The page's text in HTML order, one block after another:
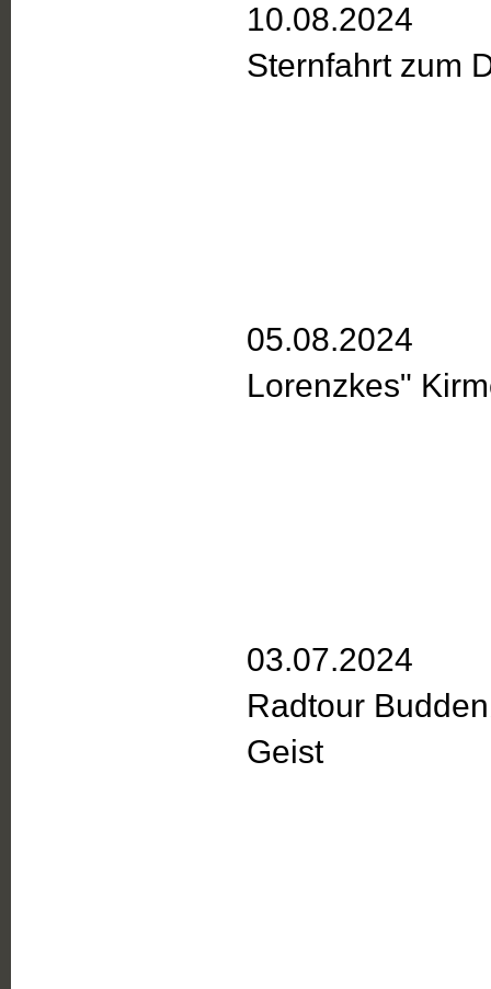
10.08.2024
Sternfahrt zum
05.08.2024
Lorenzkes"
03.07.2024
Radtour
Geist